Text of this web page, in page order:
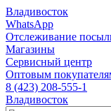
Владивосток
WhatsApp
Отслеживание
Магазины
Сервисный центр
Оптовым
8 (423) 208-555-1
Владивосток